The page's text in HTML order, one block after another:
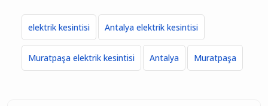
elektrik kesintisi Antalya elektrik kesintisi
Muratpaşa elektrik kesintisi Antalya Muratpaşa